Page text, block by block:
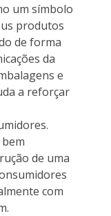
um símbolo
produtos
de forma
da
e
a reforçar
de uma
com